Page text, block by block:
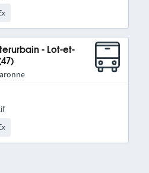
- Lot-et-